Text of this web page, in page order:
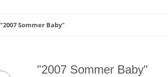
"2007 Sommer Baby"
"2007 Sommer Baby"